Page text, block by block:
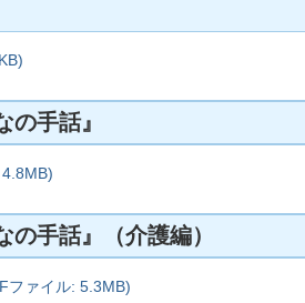
手話』
手話』（介護編）
ファイル: 5.3MB)